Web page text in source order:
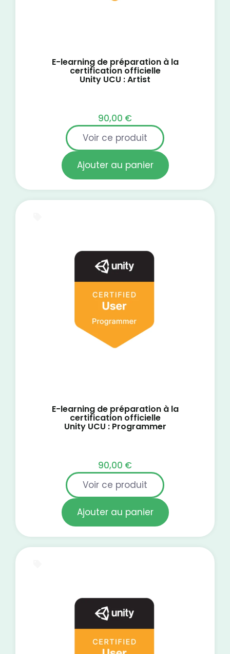
E-learning de préparation à la
certification officielle
Unity UCU : Artist
90,00 €
Voir ce produit
Ajouter au panier
E-learning de préparation à la
certification officielle
Unity UCU : Programmer
90,00 €
Voir ce produit
Ajouter au panier